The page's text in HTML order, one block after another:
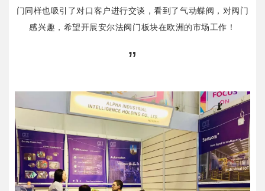
门同样也吸引了对口客户进行交谈，看到了气动蝶阀，对阀门
感兴趣，希望开展安尔法阀门板块在欧洲的市场工作！
”